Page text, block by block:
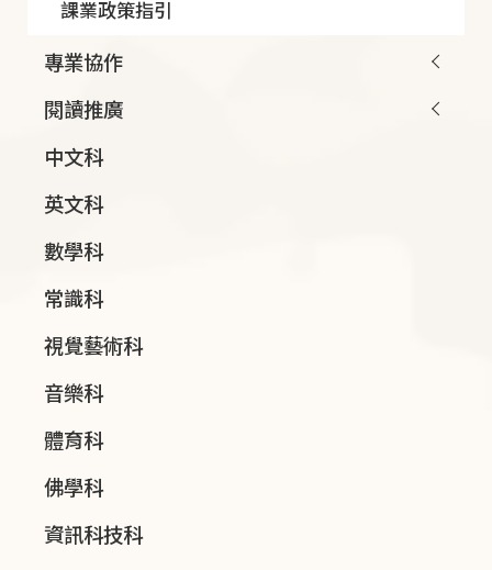
課業政策指引
專業協作
閱讀推廣
中文科
英文科
數學科
常識科
視覺藝術科
音樂科
體育科
佛學科
資訊科技科